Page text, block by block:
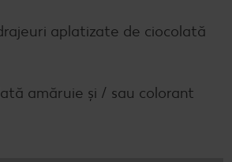
aplatizate de ciocolată
amăruie şi / sau colorant